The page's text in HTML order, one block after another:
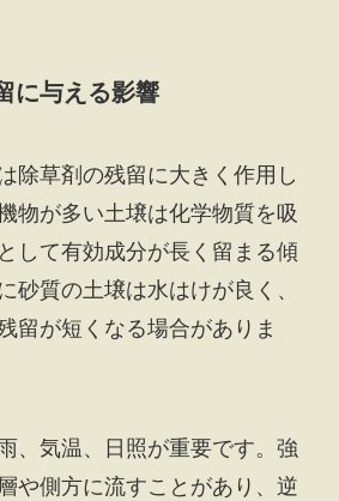
に与える影響
除草剤の残留に大きく作用し
物が多い土壌は化学物質を吸
して有効成分が長く留まる傾
砂質の土壌は水はけが良く、
留が短くなる場合がありま
、気温、日照が重要です。強
や側方に流すことがあり、逆